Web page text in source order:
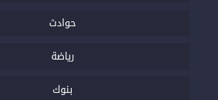
حوادث
رياضة
بنوك